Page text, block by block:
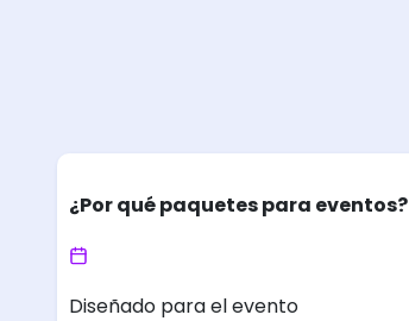
¿Por qué paquetes para eventos?
Diseñado para el evento